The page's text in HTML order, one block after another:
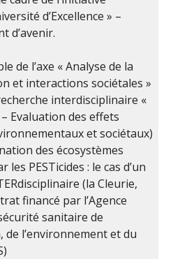
d’Excellence » –
d’avenir.
de l’axe « Analyse de la
et interactions sociétales »
interdisciplinaire «
– Evaluation des effets
et sociétaux)
des écosystèmes
les PESTicides : le cas d’un
(la Cleurie,
financé par l’Agence
sanitaire de
de l’environnement et du